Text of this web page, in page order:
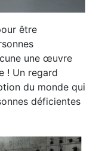
être
une œuvre
! Un regard
du monde qui
déficientes